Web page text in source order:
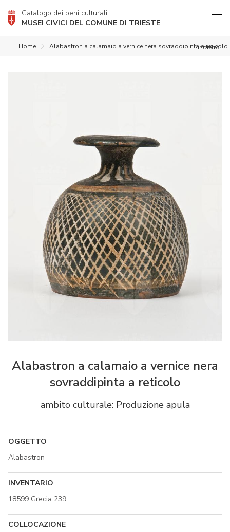
Catalogo dei beni culturali
MUSEI CIVICI DEL COMUNE DI TRIESTE
indietro
Home Alabastron a calamaio a vernice nera sovraddipinta a reticolo
Alabastron a calamaio a vernice nera
sovraddipinta a reticolo
ambito culturale: Produzione apula
OGGETTO
Alabastron
INVENTARIO
18599 Grecia 239
COLLOCAZIONE